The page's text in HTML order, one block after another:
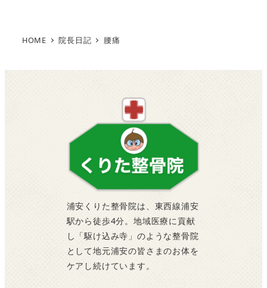
HOME 院長日記 腰痛
浦安くりた整骨院は、東西線浦安
駅から徒歩4分。地域医療に貢献
し「駆け込み寺」のような整骨院
として地元浦安の皆さまのお体を
ケアし続けています。